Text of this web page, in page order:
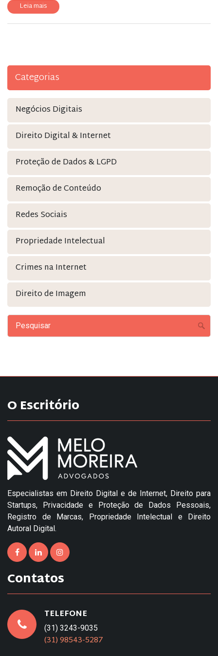
Leia mais
Categorias
Negócios Digitais
Direito Digital & Internet
Proteção de Dados & LGPD
Remoção de Conteúdo
Redes Sociais
Propriedade Intelectual
Crimes na Internet
Direito de Imagem
O Escritório
Especialistas em Direito Digital e de Internet, Direito para
Startups, Privacidade e Proteção de Dados Pessoais,
Registro de Marcas, Propriedade Intelectual e Direito
Autoral Digital.
Contatos
TELEFONE
(31) 3243-9035
(31) 98543-5287